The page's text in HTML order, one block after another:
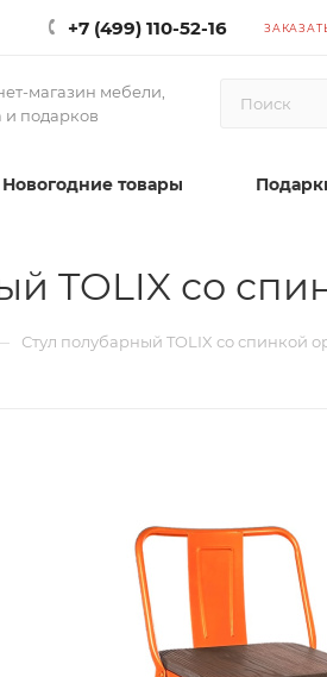
+7 (499) 110-52-16
магазин мебели,
и подарков
Новогодние товары
TOLIX со
Стул полубарный TOLIX со спинкой